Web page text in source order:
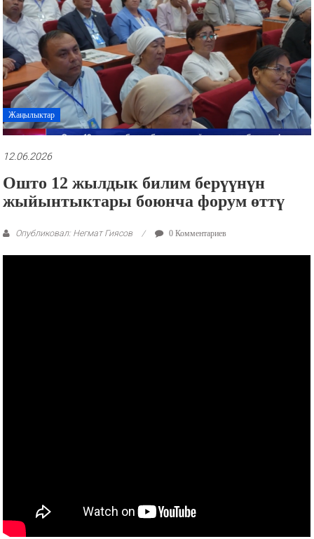
рекламные
ролики
и
презентации.
Жаңылыктар
12.06.2026
Ошто 12 жылдык билим берүүнүн
жыйынтыктары боюнча форум өттү
Опубликовал: Негмат Гиясов 0 Комментариев